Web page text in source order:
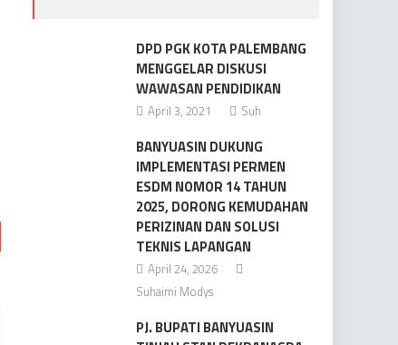
DPD PGK KOTA PALEMBANG
MENGGELAR DISKUSI
WAWASAN PENDIDIKAN
April 3, 2021 Suh
BANYUASIN DUKUNG
IMPLEMENTASI PERMEN
ESDM NOMOR 14 TAHUN
2025, DORONG KEMUDAHAN
PERIZINAN DAN SOLUSI
TEKNIS LAPANGAN
April 24, 2026
Suhaimi Modys
PJ. BUPATI BANYUASIN